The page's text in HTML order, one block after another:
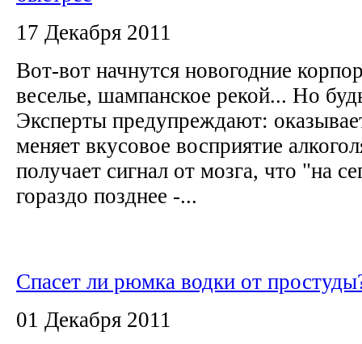
17 Декабря 2011
Вот-вот начнутся новогодние
веселье, шампанское рекой... Но
Эксперты предупреждают:
меняет вкусовое восприятие
получает сигнал от мозга, что "на
гораздо позднее -...
Спасет ли рюмка водки от
01 Декабря 2011